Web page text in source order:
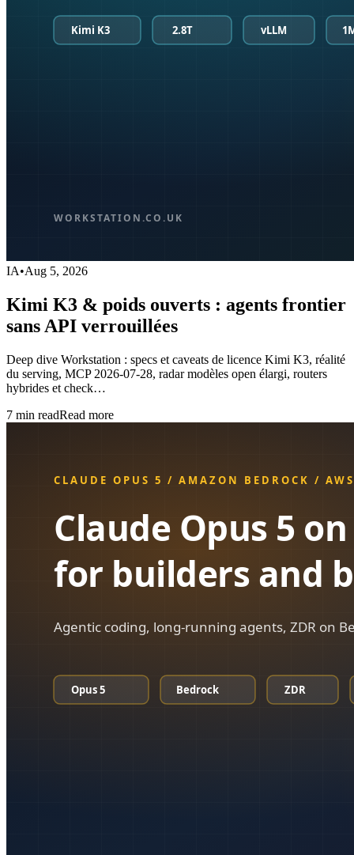
IA•Aug 5, 2026
Kimi K3 & poids ouverts : agents frontier
sans API verrouillées
Deep dive Workstation : specs et caveats de licence Kimi K3, réalité
du serving, MCP 2026-07-28, radar modèles open élargi, routers
hybrides et check…
7 min readRead more